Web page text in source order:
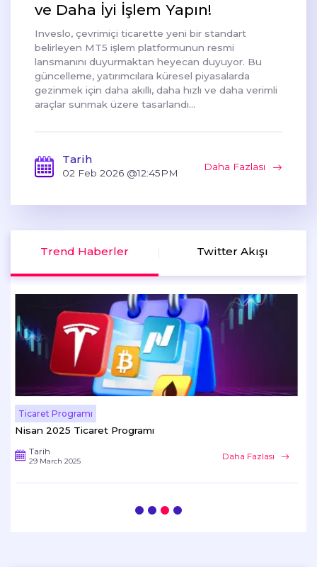
ve Daha İyi İşlem Yapın!
Inveslo, çevrimiçi ticarette yeni bir standart
belirleyen MT5 işlem platformunun resmi
lansmanını duyurmaktan heyecan duyuyor. Bu
güncelleme, yatırımcılara küresel piyasalarda
gezinmek için daha akıllı, daha hızlı ve daha verimli
araçlar sunmak üzere tasarlandı...
Tarih
02 Feb 2026 @12:45PM
Daha Fazlası
Trend Haberler Twitter Akışı
Etkinlikler
Inveslo'nun En Son Programıyla Ödüllere Adım...
Tarih
15 April 2025 Daha Fazlası